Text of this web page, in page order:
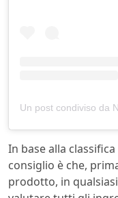
In base alla
consiglio è che,
prodotto, in